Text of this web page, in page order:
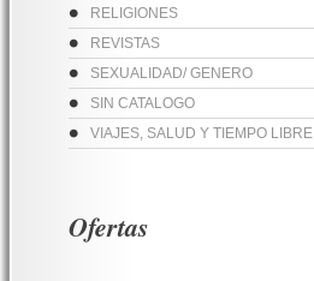
RELIGIONES
REVISTAS
SEXUALIDAD/ GENERO
SIN CATALOGO
VIAJES, SALUD Y TIEMPO LIBRE
Ofertas